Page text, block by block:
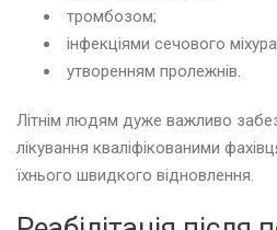
тромбозом;
інфекціями сечового
утворенням пролежнів.
Літнім людям дуже важливо
лікування кваліфікованими
їхнього швидкого відновлення.